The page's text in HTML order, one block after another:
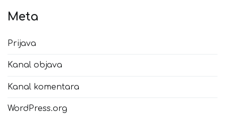
Meta
Prijava
Kanal objava
Kanal komentara
WordPress.org